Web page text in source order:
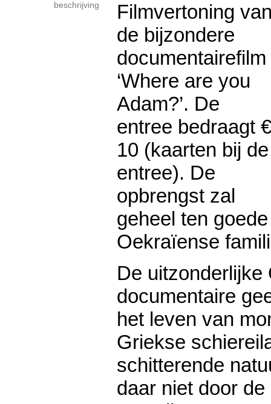
beschrijving
Filmvertoning
de bijzondere
documentairefilm
‘Where are you
Adam?’. De
entree bedraagt €
10 (kaarten bij de
entree). De
opbrengst zal
geheel ten
Oekraïense
De uitzonderlijke
documentaire
het leven van
Griekse
schitterende
daar niet door